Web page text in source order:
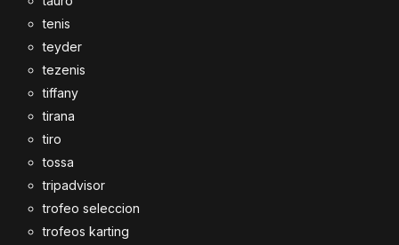
tenis
teyder
tezenis
tiffany
tirana
tiro
tossa
tripadvisor
trofeo seleccion
trofeos karting